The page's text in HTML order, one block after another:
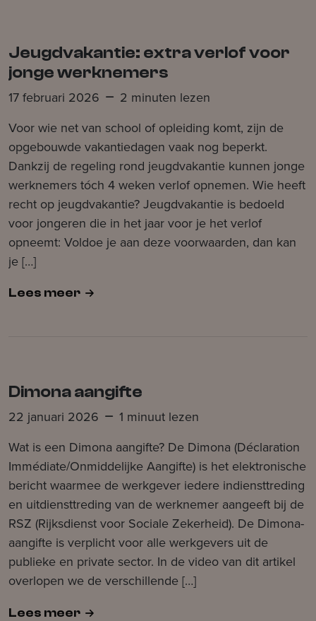
Jeugdvakantie: extra verlof voor
jonge werknemers
17 februari 2026
2 minuten lezen
Voor wie net van school of opleiding komt, zijn de
opgebouwde vakantiedagen vaak nog beperkt.
Dankzij de regeling rond jeugdvakantie kunnen jonge
werknemers tóch 4 weken verlof opnemen. Wie heeft
recht op jeugdvakantie? Jeugdvakantie is bedoeld
voor jongeren die in het jaar voor je het verlof
opneemt: Voldoe je aan deze voorwaarden, dan kan
je […]
Lees meer
Dimona aangifte
22 januari 2026
1 minuut lezen
Wat is een Dimona aangifte? De Dimona (Déclaration
Immédiate/Onmiddelijke Aangifte) is het elektronische
bericht waarmee de werkgever iedere indiensttreding
en uitdiensttreding van de werknemer aangeeft bij de
RSZ (Rijksdienst voor Sociale Zekerheid). De Dimona-
aangifte is verplicht voor alle werkgevers uit de
publieke en private sector. In de video van dit artikel
overlopen we de verschillende […]
Lees meer